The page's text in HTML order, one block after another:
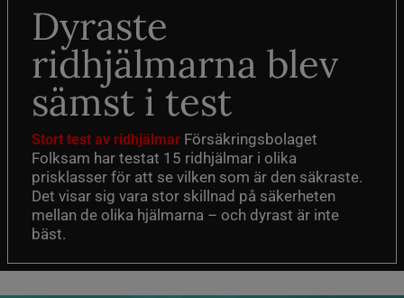
Dyraste
ridhjälmarna blev
sämst i test
Stort test av ridhjälmar Försäkringsbolaget
Folksam har testat 15 ridhjälmar i olika
prisklasser för att se vilken som är den säkraste.
Det visar sig vara stor skillnad på säkerheten
mellan de olika hjälmarna – och dyrast är inte
bäst.